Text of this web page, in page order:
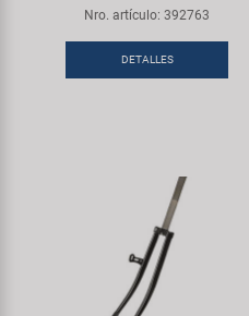
Nro. artículo: 392763
DETALLES